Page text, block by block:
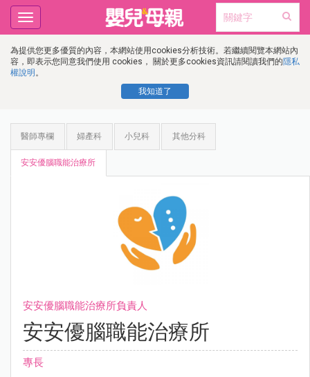
為提供您更多優質的內容，本網站使用cookies分析技術。若繼續閱覽本網站內
容，即表示您同意我們使用 cookies， 關於更多cookies資訊請閱讀我們的隱私
權說明 。
我知道了
Toggle
navigation
醫師專欄 婦產科 小兒科 其他分科
安安優腦職能治療所
安安優腦職能治療所負責人
安安優腦職能治療所
專長